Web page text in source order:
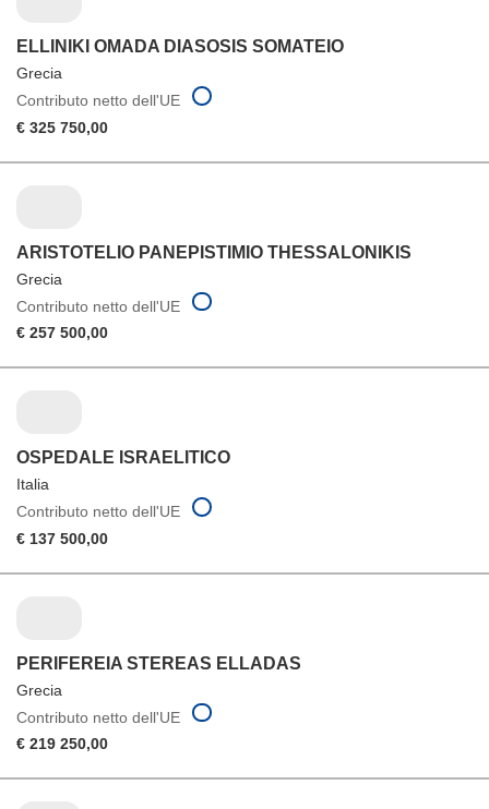
ELLINIKI OMADA DIASOSIS SOMATEIO
Grecia
Contributo netto dell'UE
€ 325 750,00
ARISTOTELIO PANEPISTIMIO THESSALONIKIS
Grecia
Contributo netto dell'UE
€ 257 500,00
OSPEDALE ISRAELITICO
Italia
Contributo netto dell'UE
€ 137 500,00
PERIFEREIA STEREAS ELLADAS
Grecia
Contributo netto dell'UE
€ 219 250,00